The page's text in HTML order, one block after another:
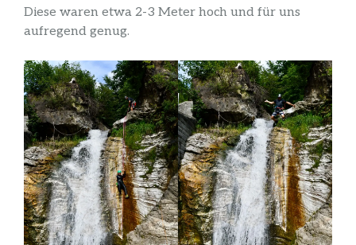
Diese waren etwa 2-3 Meter hoch und für uns
aufregend genug.